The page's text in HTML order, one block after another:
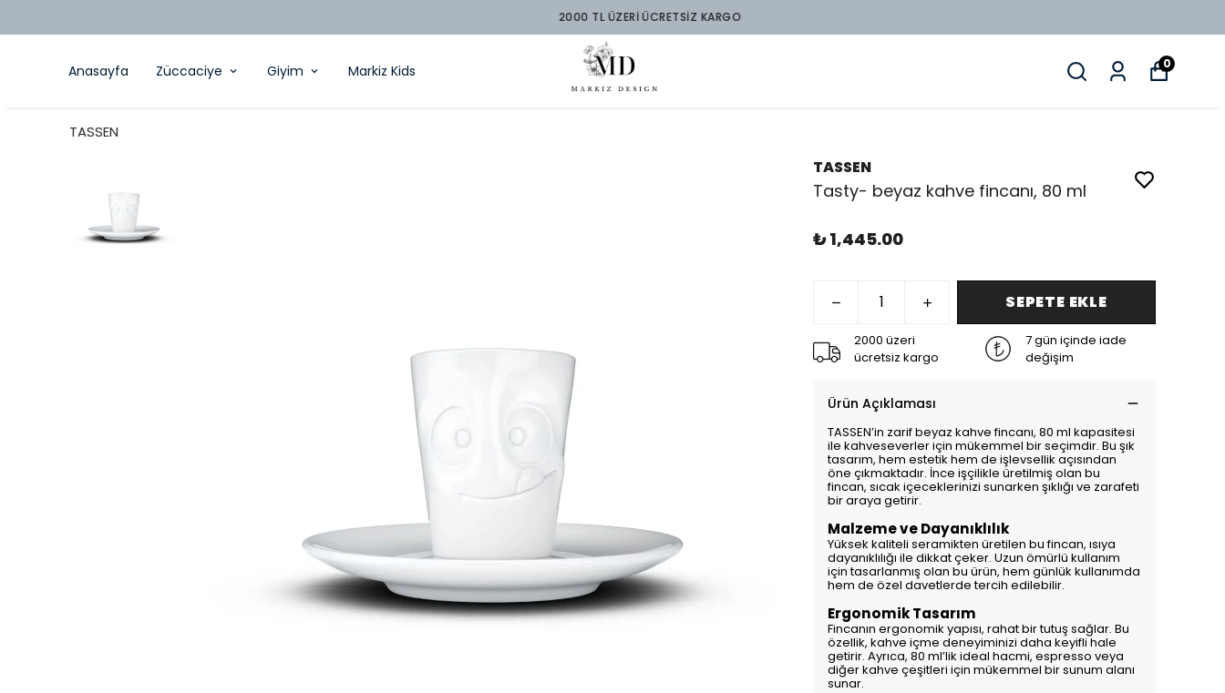
2000 TL ÜZERİ ÜCRETSİZ KARGO
Anasayfa Züccaciye Giyim Markiz Kids 0
TASSEN
TASSEN
Tasty- beyaz kahve fincanı, 80 ml
₺ 1,445.00
SEPETE EKLE
2000 üzeri
ücretsiz kargo
7 gün içinde iade
değişim
Ürün Açıklaması
TASSEN’in zarif beyaz kahve fincanı, 80 ml kapasitesi
ile kahveseverler için mükemmel bir seçimdir. Bu şık
tasarım, hem estetik hem de işlevsellik açısından
öne çıkmaktadır. İnce işçilikle üretilmiş olan bu
fincan, sıcak içeceklerinizi sunarken şıklığı ve zarafeti
bir araya getirir.
Malzeme ve Dayanıklılık
Yüksek kaliteli seramikten üretilen bu fincan, ısıya
dayanıklılığı ile dikkat çeker. Uzun ömürlü kullanım
için tasarlanmış olan bu ürün, hem günlük kullanımda
hem de özel davetlerde tercih edilebilir.
Ergonomik Tasarım
Fincanın ergonomik yapısı, rahat bir tutuş sağlar. Bu
özellik, kahve içme deneyiminizi daha keyifli hale
getirir. Ayrıca, 80 ml’lik ideal hacmi, espresso veya
diğer kahve çeşitleri için mükemmel bir sunum alanı
sunar.